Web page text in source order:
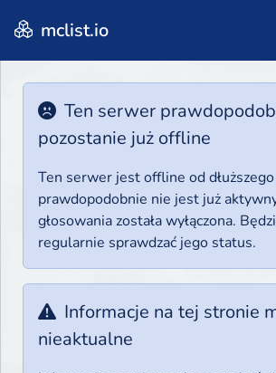
mclist.io
Ten serwer
pozostanie już offline
Ten serwer jest offline od dłuższego
prawdopodobnie nie jest już
głosowania została wyłączona.
regularnie sprawdzać jego status.
Informacje na tej stronie
nieaktualne